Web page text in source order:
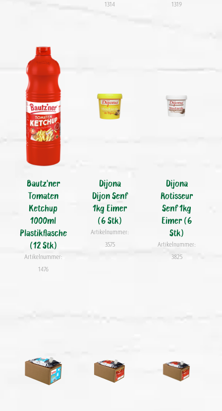
1314 1319
Bautz'ner
Tomaten
Ketchup
1000ml
Plastikflasche
(12 Stk)
Artikelnummer:
1476
Dijona
Dijon Senf
1kg Eimer
(6 Stk)
Artikelnummer:
3575
Dijona
Rotisseur
Senf 1kg
Eimer (6
Stk)
Artikelnummer:
3825